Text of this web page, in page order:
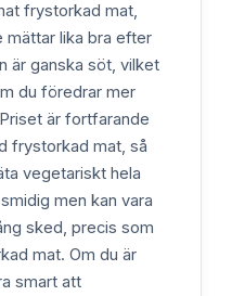
frystorkad mat,
mättar lika bra efter
är ganska söt, vilket
du föredrar mer
är fortfarande
frystorkad mat, så
vegetariskt hela
men kan vara
sked, precis som
mat. Om du är
smart att